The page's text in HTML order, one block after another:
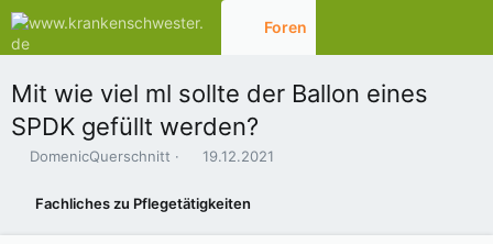
Foren
Mit wie viel ml sollte der Ballon eines
SPDK gefüllt werden?
E
e
DomenicQuerschnitt
E
t
e
19.12.2021
Fachliches zu Pflegetätigkeiten